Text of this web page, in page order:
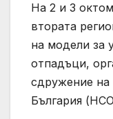
На 2 и 3
втората
на модели за
отпадъци,
сдружение на
България